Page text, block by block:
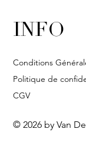
INFO
Conditions
Politique de
CGV
© 2026 by Van